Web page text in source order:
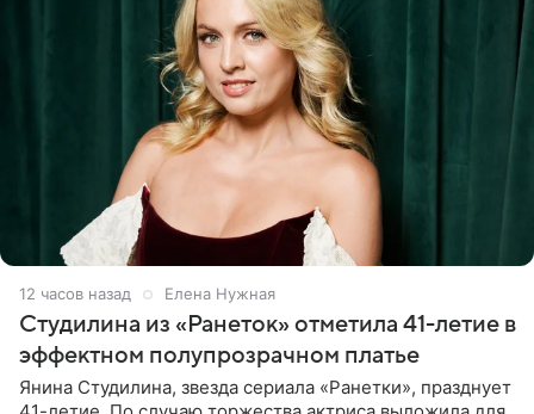
12 часов назад Елена Нужная
Студилина из «Ранеток» отметила 41-летие в
эффектном полупрозрачном платье
Янина Студилина, звезда сериала «Ранетки», празднует